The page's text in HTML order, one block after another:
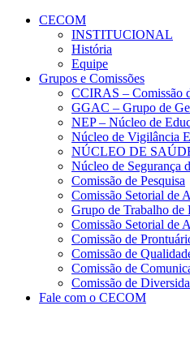
Conteúdo principal
CECOM
INSTITUCIONAL
História
Equipe
Grupos e Comissões
CCIRAS – Comissão
GGAC – Grupo de
NEP – Núcleo de
Núcleo de Vigilância
NÚCLEO DE
Núcleo de Segurança
Comissão de Pesquisa
Comissão Setorial de
Grupo de Trabalho de
Comissão Setorial de
Comissão de
Comissão de
Comissão de
Comissão de
Fale com o CECOM